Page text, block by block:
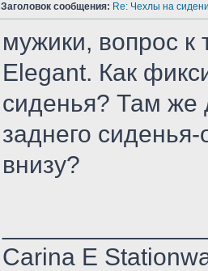
Заголовок сообщения: Re: Чехлы на
мужики, вопрос к
Elegant. Как
сиденья? Там же
заднего
внизу?
Carina E